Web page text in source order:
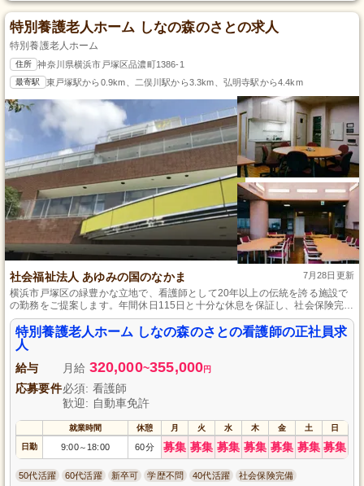
特別養護老人ホーム しなの森のさとの求人
特別養護老人ホーム
住所 神奈川県横浜市戸塚区品濃町1386-1
最寄駅 東戸塚駅から0.9km、二俣川駅から3.3km、弘明寺駅から4.4km
社会福祉法人 あゆみの国のなかま 7月28日更新
横浜市戸塚区の緑豊かな立地で、看護師として20年以上の伝統を誇る施設で
の勤務をご提案します。年間休日115日と十分な休息を保証し、社会保険完
備、育休取得実績ありで、長く安心して働ける環境を整えています。あなた
の資格と情熱を、在宅生活が困難な方々の支えにしてみませんか。
特別養護老人ホーム しなの森のさとの看護師の正社員求
人
給与 月給 320,000~355,000円
応募要件必須: 看護師
歓迎: 自動車免許
就業時間 休憩 月 火 水 木 金 土 日
日勤 9:00～ 18:00 60分 募集 募集 募集 募集 募集 募集 募集
50代活躍 60代活躍 新卒可 学歴不問 40代活躍 社会保険完備